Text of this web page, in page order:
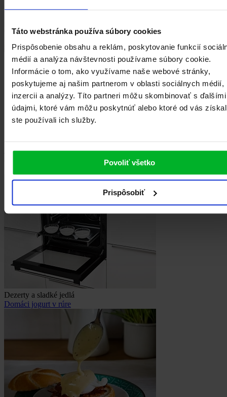
Táto webstránka používa súbory cookies
Prispôsobenie obsahu a reklám, poskytovanie funkcií
médií a analýza návštevnosti používame súbory cookie.
Informácie o tom, ako využívame naše webové stránky,
poskytujeme aj našim partnerom v oblasti sociálnych médií,
inzercii a analýzy. Títo partneri môžu skombinovať s ďalšími
údajmi, ktoré vám môžu poskytnúť alebo ktoré od vás
ste používali ich služby.
Povoliť všetko
Prispôsobiť
Dezerty a sladké jedlá
Domáci jogurt v rúre